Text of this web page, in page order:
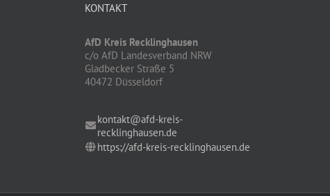
KONTAKT
AfD Kreis Recklinghausen
c/o AfD Landesverband NRW
Gladbecker Straße 5
40472 Düsseldorf
kontakt@afd-kreis-
recklinghausen.de
https://afd-kreis-recklinghausen.de